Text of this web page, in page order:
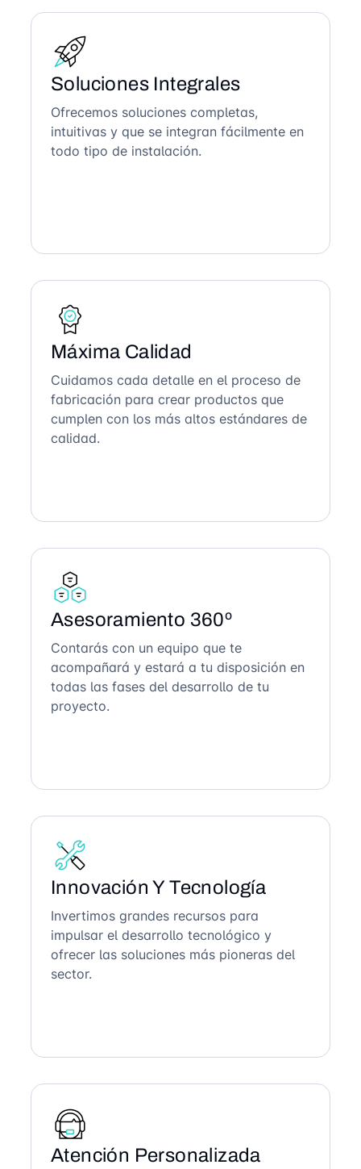
Soluciones Integrales
Ofrecemos soluciones completas,
intuitivas y que se integran fácilmente en
todo tipo de instalación.
Máxima Calidad
Cuidamos cada detalle en el proceso de
fabricación para crear productos que
cumplen con los más altos estándares de
calidad.
Asesoramiento 360º
Contarás con un equipo que te
acompañará y estará a tu disposición en
todas las fases del desarrollo de tu
proyecto.
Innovación Y Tecnología
Invertimos grandes recursos para
impulsar el desarrollo tecnológico y
ofrecer las soluciones más pioneras del
sector.
Atención Personalizada